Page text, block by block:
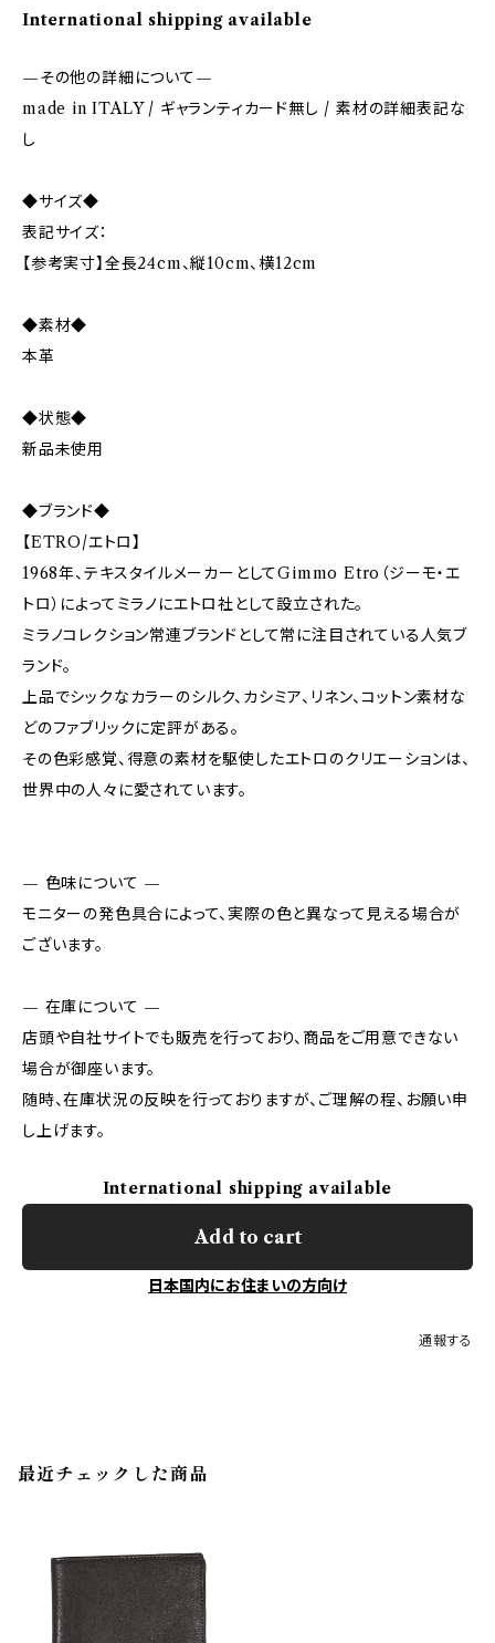
International shipping available
—その他の詳細について—
made in ITALY / ギャランティカード無し / 素材の詳細表記な
し
◆サイズ◆
表記サイズ：
【参考実寸】全長24cm、縦10cm、横12cm
◆素材◆
本革
◆状態◆
新品未使用
◆ブランド◆
【ETRO/エトロ】
1968年、テキスタイルメーカーとしてGimmo Etro（ジーモ・エ
トロ）によってミラノにエトロ社として設立された。
ミラノコレクション常連ブランドとして常に注目されている人気ブ
ランド。
上品でシックなカラーのシルク、カシミア、リネン、コットン素材な
どのファブリックに定評がある。
その色彩感覚、得意の素材を駆使したエトロのクリエーションは、
世界中の人々に愛されています。
— 色味について —
モニターの発色具合によって、実際の色と異なって見える場合が
ございます。
— 在庫について —
店頭や自社サイトでも販売を行っており、商品をご用意できない
場合が御座います。
随時、在庫状況の反映を行っておりますが、ご理解の程、お願い申
し上げます。
International shipping available
Add to cart
日本国内にお住まいの方向け
通報する
最近チェックした商品